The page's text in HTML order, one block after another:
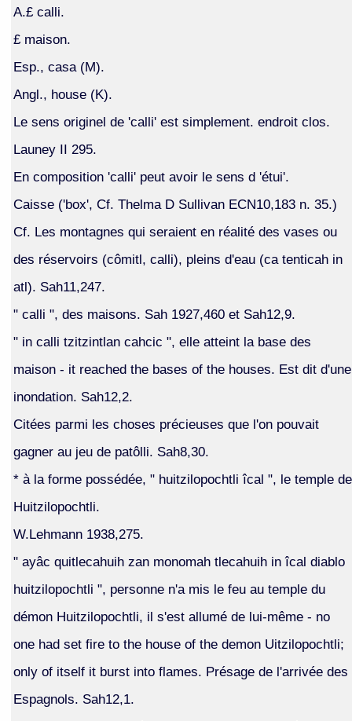
A.£ calli.
£ maison.
Esp., casa (M).
Angl., house (K).
Le sens originel de 'calli' est simplement. endroit clos.
Launey II 295.
En composition 'calli' peut avoir le sens d 'étui'.
Caisse ('box', Cf. Thelma D Sullivan ECN10,183 n. 35.)
Cf. Les montagnes qui seraient en réalité des vases ou
des réservoirs (cômitl, calli), pleins d'eau (ca tenticah in
atl). Sah11,247.
" calli ", des maisons. Sah 1927,460 et Sah12,9.
" in calli tzitzintlan cahcic ", elle atteint la base des
maison - it reached the bases of the houses. Est dit d'une
inondation. Sah12,2.
Citées parmi les choses précieuses que l'on pouvait
gagner au jeu de patôlli. Sah8,30.
* à la forme possédée, " huitzilopochtli îcal ", le temple de
Huitzilopochtli.
W.Lehmann 1938,275.
" ayâc quitlecahuih zan monomah tlecahuih in îcal diablo
huitzilopochtli ", personne n'a mis le feu au temple du
démon Huitzilopochtli, il s'est allumé de lui-même - no
one had set fire to the house of the demon Uitzilopochtli;
only of itself it burst into flames. Présage de l'arrivée des
Espagnols. Sah12,1.